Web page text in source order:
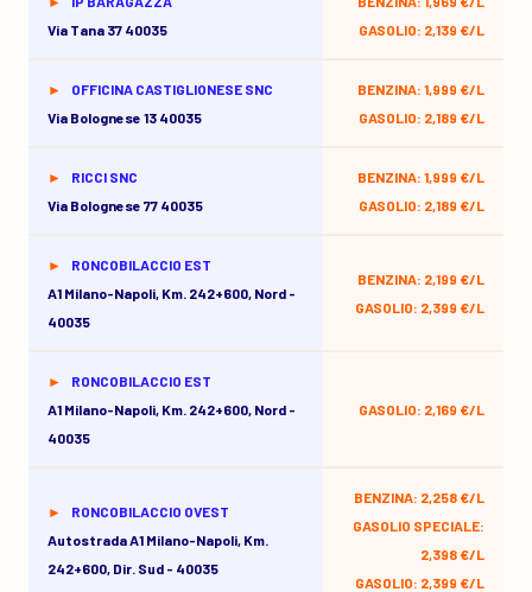
Via Tana 37 40035
GASOLIO: 2,139 €/L
OFFICINA CASTIGLIONESE SNC
Via Bolognese 13 40035
BENZINA: 1,999 €/L
GASOLIO: 2,189 €/L
RICCI SNC
Via Bolognese 77 40035
BENZINA: 1,999 €/L
GASOLIO: 2,189 €/L
RONCOBILACCIO EST
A1 Milano-Napoli, Km. 242+600, Nord -
40035
BENZINA: 2,199 €/L
GASOLIO: 2,399 €/L
RONCOBILACCIO EST
A1 Milano-Napoli, Km. 242+600, Nord -
40035
GASOLIO: 2,169 €/L
RONCOBILACCIO OVEST
Autostrada A1 Milano-Napoli, Km.
242+600, Dir. Sud - 40035
BENZINA: 2,258 €/L
GASOLIO SPECIALE:
2,398 €/L
GASOLIO: 2,399 €/L